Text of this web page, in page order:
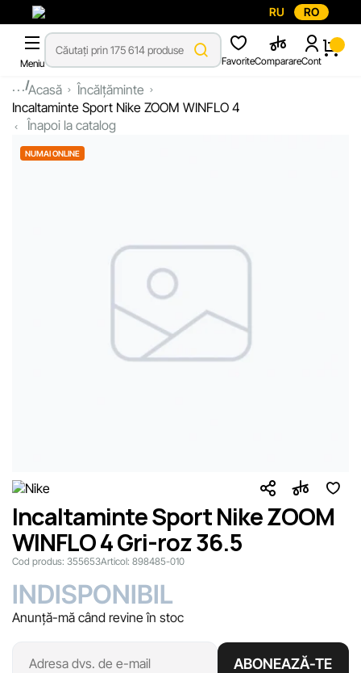
RU RO
Meniu FavoriteComparareCont
...Acasă
Încălțăminte
Incaltaminte Sport Nike ZOOM WINFLO 4
Înapoi la catalog
NUMAI ONLINE
Incaltaminte Sport Nike ZOOM
WINFLO 4 Gri-roz 36.5
Cod produs: 355653Articol: 898485-010
INDISPONIBIL
Anunță-mă când revine în stoc
ABONEAZĂ-TE